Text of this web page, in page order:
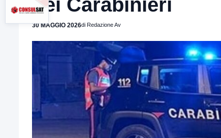
dei Carabinieri
30 MAGGIO 2026di Redazione Av